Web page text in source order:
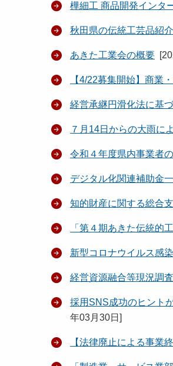
樺細工 商品開発インタ
秋田県の伝統工芸品紹
あきた工業会の概要 [
【4/22募集開始】商業
経営承継円滑化法に基
７月14日からの大雨に
令和４年度県内事業者
デジタル化関連補助金
知的財産に関する総合
「第４期あきた伝統的
新型コロナウイルス感
経営資源融合等現況調
採用SNS成功のヒント
年03月30日 ]
【法律廃止による事業